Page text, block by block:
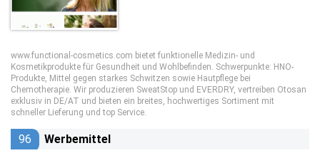
www.functional-cosmetics.com bietet funktionelle Medizin- und
Kosmetikprodukte für Gesundheit und Wohlbefinden. Schwerpunkte: HNO-
Produkte, Mittel gegen starkes Schwitzen sowie Hautpflege bei
Chemotherapie. Wir produzieren SweatStop und EVERDRY, vertreiben Otosan
exklusiv in DE/AT und bieten ein breites, hochwertiges Sortiment mit
schneller Lieferung und top Service.
96 Werbemittel